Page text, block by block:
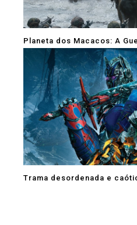
Planeta dos Macacos: A
Trama desordenada e